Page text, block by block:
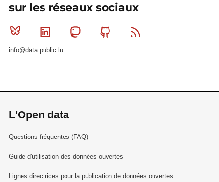
sur les réseaux sociaux
Bluesky Linkedin MastodonGithub
info@data.public.lu
L'Open data
Questions fréquentes (FAQ)
Guide d'utilisation des données ouvertes
Lignes directrices pour la publication de données ouvertes